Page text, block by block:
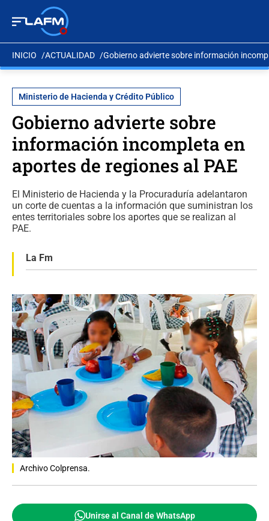
INICIO ACTUALIDAD Gobierno advierte sobre información
Ministerio de Hacienda y Crédito Público
Gobierno advierte sobre
información incompleta en
aportes de regiones al PAE
El Ministerio de Hacienda y la Procuraduría adelantaron
un corte de cuentas a la información que suministran los
entes territoriales sobre los aportes que se realizan al
PAE.
La Fm
Archivo Colprensa.
Unirse al Canal de WhatsApp